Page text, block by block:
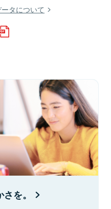
タについて
を。